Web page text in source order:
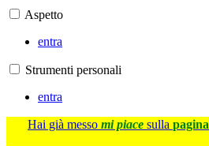
Aspetto
entra
Strumenti personali
entra
Hai già messo mi piace sulla pagina